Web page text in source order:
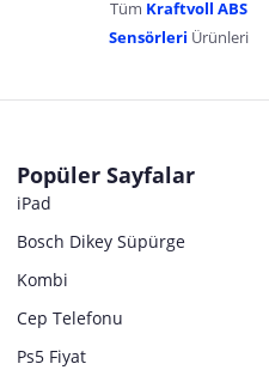
Tüm Kraftvoll ABS
Sensörleri Ürünleri
Popüler Sayfalar
iPad
Bosch Dikey Süpürge
Kombi
Cep Telefonu
Ps5 Fiyat